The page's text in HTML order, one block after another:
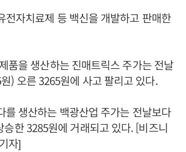
전자치료제 등 백신을 개발하고 판매한
품을 생산하는 진매트릭스 주가는 전날
) 오른 3265원에 사고 팔리고 있다.
를 생산하는 백광산업 주가는 전날보다
한 3285원에 거래되고 있다. [비즈니
자]